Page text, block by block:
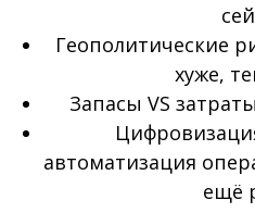
Геополитические
хуже,
Запасы VS
автоматизация
ещё